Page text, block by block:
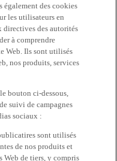
des cookies
les utilisateurs en
des autorités
à comprendre
Web. Ils sont utilisés
nos produits, services
bouton ci-dessous,
suivi de campagnes
sociaux :
sont utilisés
de nos produits et
Web de tiers, y compris